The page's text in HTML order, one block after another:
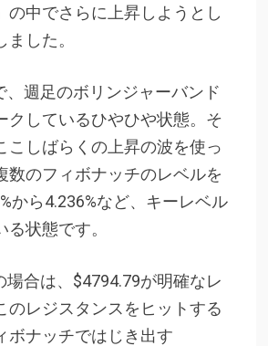
の中でさらに上昇しようとし
した。
週足のボリンジャーバンド
クしているひやひや状態。そ
こしばらくの上昇の波を使っ
数のフィボナッチのレベルを
から4.236%など、キーレベル
状態です。
場合は、$4794.79が明確なレ
のレジスタンスをヒットする
ボナッチではじき出す